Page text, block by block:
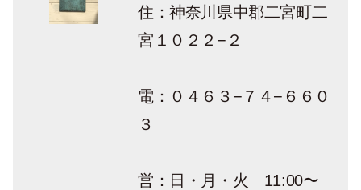
住：神奈川県中郡二宮町二
宮１０２２−２
電：０４６３−７４−６６０
３
営：日・月・火 11:00〜